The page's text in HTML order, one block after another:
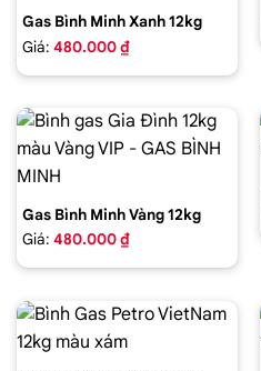
Gas Bình Minh Xanh 12kg
Giá: 480.000 ₫
Gas Bình Minh Vàng 12kg
Giá: 480.000 ₫